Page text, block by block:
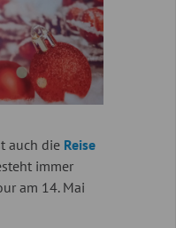
auch die Reise
immer
am 14. Mai